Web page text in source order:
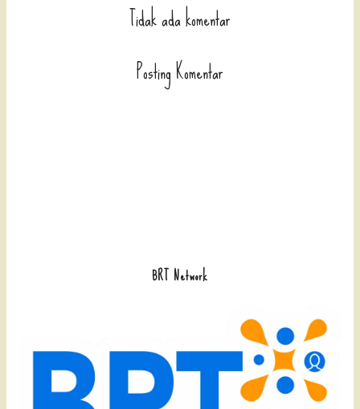
Tidak ada komentar
Posting Komentar
BRT Network